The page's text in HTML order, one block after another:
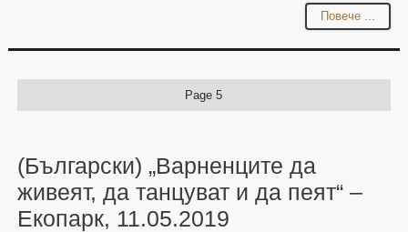
Повече ...
Page 5
(Български) „Варненците да
живеят, да танцуват и да пеят“ –
Екопарк, 11.05.2019